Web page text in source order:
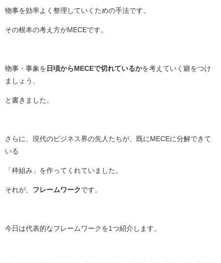
物事を効率よく整理していくための手法です。
その根本の考え方がMECEです。
物事・事象を 日頃からMECEで切れているかを考えていく癖をつけ
ましょう、
と書きました。
さらに、現代のビジネス界の先人たちが、既にMECEに分解できて
いる
「枠組み」を作ってくれていました。
それが、 フレームワーク です。
今日は代表的なフレームワークを1つ紹介します。